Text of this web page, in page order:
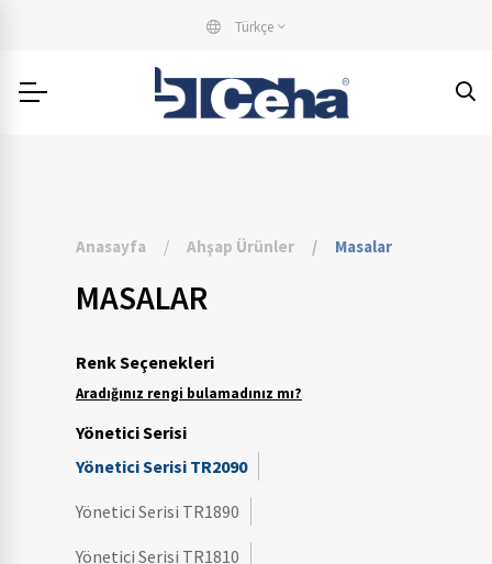
Türkçe
Anasayfa Ahşap Ürünler Masalar
MASALAR
Renk Seçenekleri
Aradığınız rengi bulamadınız mı?
Yönetici Serisi
Yönetici Serisi TR2090
Yönetici Serisi TR1890
Yönetici Serisi TR1810